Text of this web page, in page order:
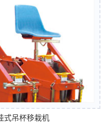
式吊杯移栽机